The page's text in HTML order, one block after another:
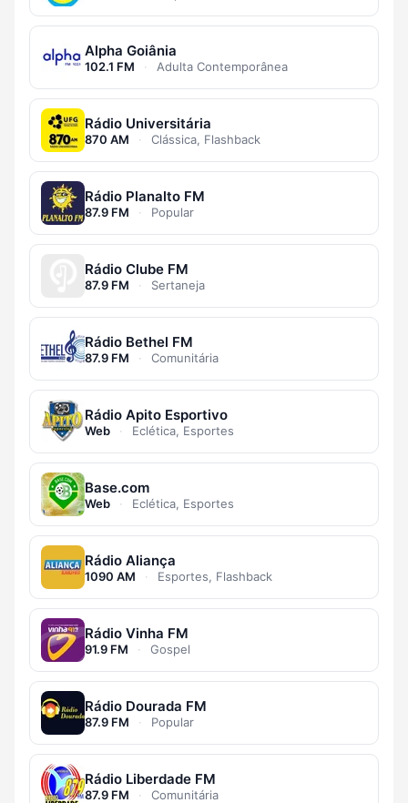
Alpha Goiânia
102.1 FM · Adulta Contemporânea
Rádio Universitária
870 AM · Clássica, Flashback
Rádio Planalto FM
87.9 FM · Popular
Rádio Clube FM
87.9 FM · Sertaneja
Rádio Bethel FM
87.9 FM · Comunitária
Rádio Apito Esportivo
Web · Eclética, Esportes
Base.com
Web · Eclética, Esportes
Rádio Aliança
1090 AM · Esportes, Flashback
Rádio Vinha FM
91.9 FM · Gospel
Rádio Dourada FM
87.9 FM · Popular
Rádio Liberdade FM
87.9 FM · Comunitária